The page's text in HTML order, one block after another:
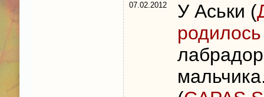
07.02.2012 У Аськи (
родилось